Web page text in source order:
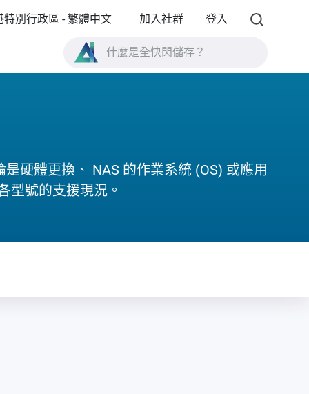
特別行政區 - 繁體中文 加入社群 登入
什麼是全快閃儲存？
硬體更換、 NAS 的作業系統 (OS) 或應用
型號的支援現況。